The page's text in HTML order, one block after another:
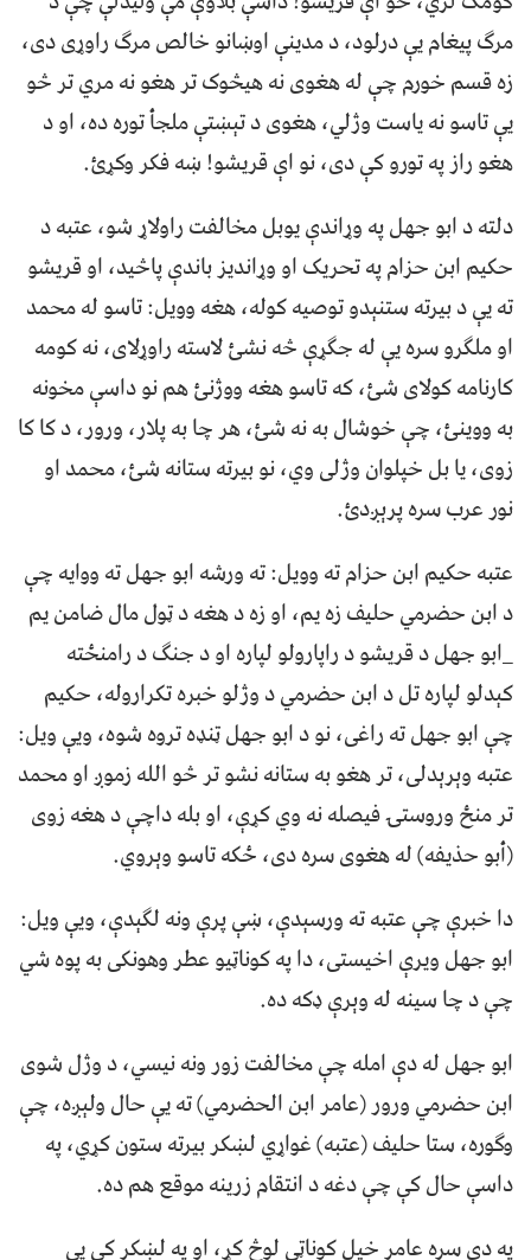
مرګ پیغام یې درلود، د مدینې اوښانو خالص مرګ راوړی دی،
زه قسم خورم چې له هغوی نه هیڅوک تر هغو نه مري تر څو
یې تاسو نه یاست وژلي، هغوی د تېښتې ملجأ توره ده، او د
هغو راز په تورو کې دی، نو اې قریشو! ښه فکر وکړئ.
دلته د ابو جهل په وړاندې یوبل مخالفت راولاړ شو، عتبه د
حکیم ابن حزام په تحریک او وړاندیز باندې پاڅید، او قریشو
ته یې د بیرته ستنېدو توصیه کوله، هغه وویل: تاسو له محمد
او ملګرو سره یې له جګړې څه نشئ لاسته راوړلای، نه کومه
کارنامه کولای شئ، که تاسو هغه ووژنئ هم نو داسې مخونه
به ووینئ، چې خوشال به نه شئ، هر چا به پلار، ورور، د کا کا
زوی، یا بل خپلوان وژلی وي، نو بیرته ستانه شئ، محمد او
نور عرب سره پرېږدئ.
عتبه حکیم ابن حزام ته وویل: ته ورشه ابو جهل ته ووایه چې
د ابن حضرمي حلیف زه یم، او زه د هغه د ټول مال ضامن یم
_ابو جهل د قریشو د راپارولو لپاره او د جنګ د رامنځته
کېدلو لپاره تل د ابن حضرمي د وژلو خبره تکراروله، حکیم
چې ابو جهل ته راغی، نو د ابو جهل ټنډه تروه شوه، ویې ویل:
عتبه وېرېدلی، تر هغو به ستانه نشو تر څو الله زموږ او محمد
تر منځ وروستۍ فیصله نه وي کړې، او بله داچې د هغه زوی
(أبو حذیفه) له هغوی سره دی، ځکه تاسو وېروي.
دا خبرې چې عتبه ته ورسېدې، ښې پرې ونه لګېدې، ویې ویل:
ابو جهل ویرې اخیستی، دا په کوناټیو عطر وهونکی به پوه شي
چې د چا سینه له وېرې ډکه ده.
ابو جهل له دې امله چې مخالفت زور ونه نیسي، د وژل شوی
ابن حضرمي ورور (عامر ابن الحضرمي) ته یې حال ولېږه، چې
وګوره، ستا حلیف (عتبه) غواړي لښکر بیرته ستون کړي، په
داسې حال کې چې دغه د انتقام زرینه موقع هم ده.
په دې سره عامر خپل کوناټی لوڅ کړ، او په لښکر کې یې